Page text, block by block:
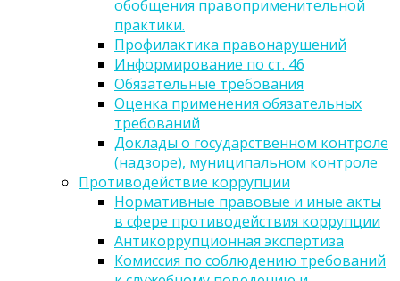
обобщения правоприменительной
практики.
Профилактика правонарушений
Информирование по ст. 46
Обязательные требования
Оценка применения обязательных
требований
Доклады о государственном контроле
(надзоре), муниципальном контроле
Противодействие коррупции
Нормативные правовые и иные акты
в сфере противодействия коррупции
Антикоррупционная экспертиза
Комиссия по соблюдению требований